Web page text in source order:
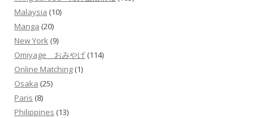
Malaysia (10)
Manga (20)
New York (9)
Omiyage おみやげ (114)
Online Matching (1)
Osaka (25)
Paris (8)
Philippines (13)